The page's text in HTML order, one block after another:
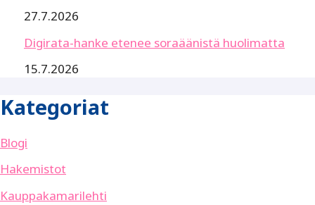
27.7.2026
Digirata-hanke etenee soraäänistä huolimatta
15.7.2026
Kategoriat
Blogi
Hakemistot
Kauppakamarilehti